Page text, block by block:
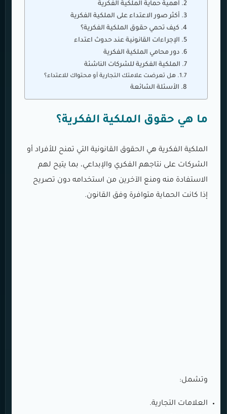
أهمية حماية الملكية الفكرية
أكثر صور الاعتداء على الملكية الفكرية
كيف تحمي حقوق الملكية الفكرية؟
الإجراءات القانونية عند حدوث اعتداء
دور محامي الملكية الفكرية
الملكية الفكرية للشركات الناشئة
هل تعرضت علامتك التجارية أو محتواك للاعتداء؟
الأسئلة الشائعة
ما هي حقوق الملكية الفكرية؟
الملكية الفكرية هي الحقوق القانونية التي تمنح للأفراد أو
الشركات على نتاجهم الفكري والإبداعي، بما يتيح لهم
الاستفادة منه ومنع الآخرين من استخدامه دون تصريح
إذا كانت الحماية متوافرة وفق القانون.
وتشمل:
العلامات التجارية.